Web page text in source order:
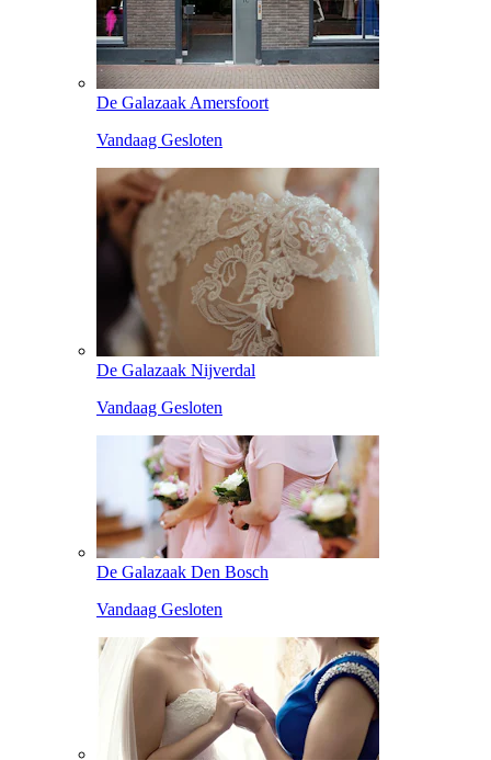
De Galazaak Amersfoort
Vandaag Gesloten
De Galazaak Nijverdal
Vandaag Gesloten
De Galazaak Den Bosch
Vandaag Gesloten